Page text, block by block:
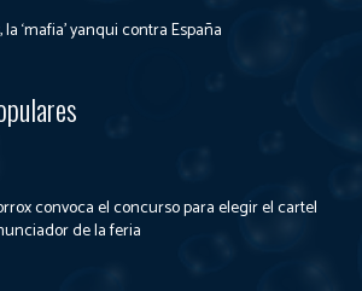
‘mafia’ yanqui contra España
convoca el concurso para elegir el cartel
de la feria